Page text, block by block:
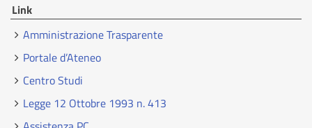
Link
Amministrazione Trasparente
Portale d’Ateneo
Centro Studi
Legge 12 Ottobre 1993 n. 413